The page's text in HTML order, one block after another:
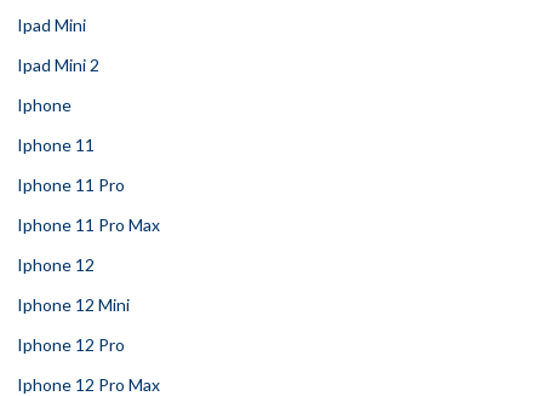
Ipad Mini
Ipad Mini 2
Iphone
Iphone 11
Iphone 11 Pro
Iphone 11 Pro Max
Iphone 12
Iphone 12 Mini
Iphone 12 Pro
Iphone 12 Pro Max